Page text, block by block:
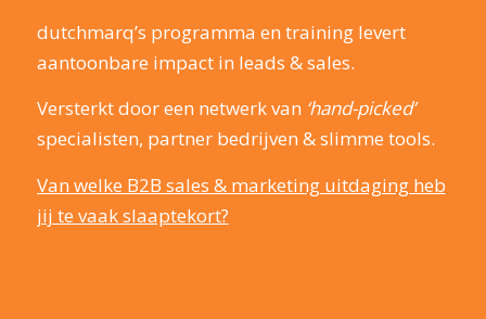
dutchmarq’s programma en training levert
aantoonbare impact in leads & sales.
Versterkt door een netwerk van ‘hand-picked’
specialisten, partner bedrijven & slimme tools.
Van welke B2B sales & marketing uitdaging heb
jij te vaak slaaptekort?